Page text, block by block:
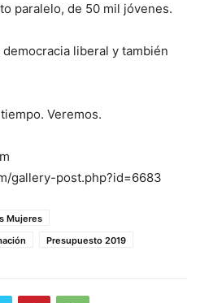
paralelo, de 50 mil jóvenes.
liberal y también
tiempo. Veremos.
gallery-post.php?id=6683
Mujeres
Presupuesto 2019